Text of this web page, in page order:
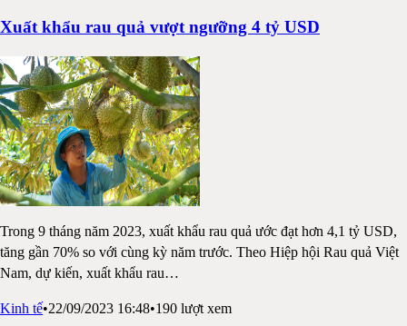
Xuất khẩu rau quả vượt ngưỡng 4 tỷ USD
Trong 9 tháng năm 2023, xuất khẩu rau quả ước đạt hơn 4,1 tỷ USD,
tăng gần 70% so với cùng kỳ năm trước. Theo Hiệp hội Rau quả Việt
Nam, dự kiến, xuất khẩu rau…
Kinh tế•22/09/2023 16:48•190 lượt xem